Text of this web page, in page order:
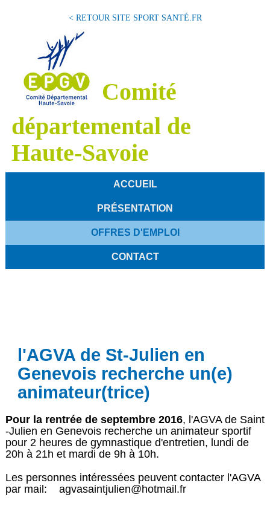
< RETOUR SITE SPORT SANTÉ.FR
Comité
départemental de
Haute-Savoie
ACCUEIL
PRÉSENTATION
OFFRES D'EMPLOI
CONTACT
l'AGVA de St-Julien en
Genevois recherche un(e)
animateur(trice)
Pour la rentrée de septembre 2016, l'AGVA de Saint
-Julien en Genevois recherche un animateur sportif
pour 2 heures de gymnastique d'entretien, lundi de
20h à 21h et mardi de 9h à 10h.
Les personnes intéressées peuvent contacter l'AGVA
par mail: agvasaintjulien@hotmail.fr